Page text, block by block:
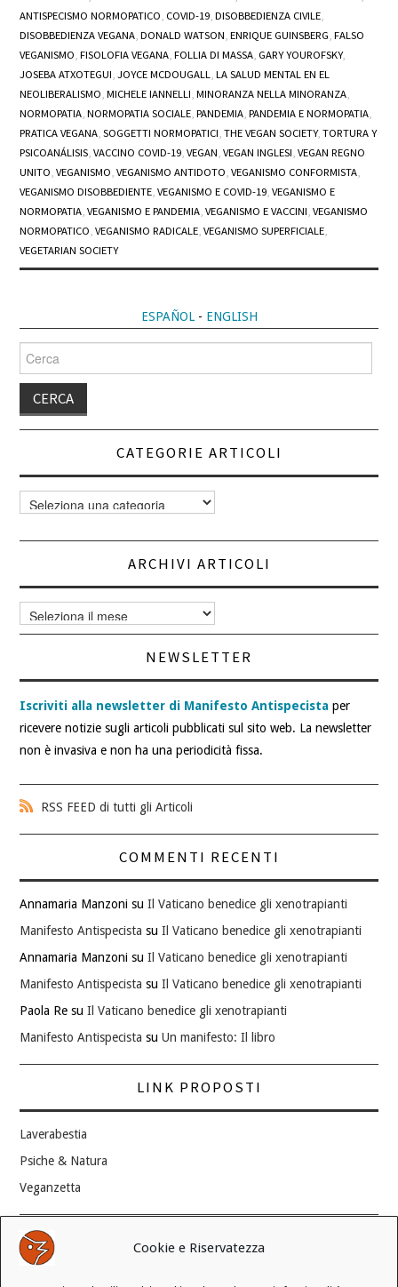
Cookie e Riservatezza
ANTISPECISMO NORMOPATICO, COVID-19,DISOBBEDIENZA CIVILE,
DISOBBEDIENZA VEGANA,DONALD WATSON,ENRIQUE GUINSBERG,FALSO
VEGANISMO,FISOLOFIA VEGANA,FOLLIA DI MASSA, GARY YOUROFSKY,
JOSEBA ATXOTEGUI,JOYCE MCDOUGALL,LA SALUD MENTAL EN EL
NEOLIBERALISMO,MICHELE IANNELLI,MINORANZA NELLA MINORANZA,
NORMOPATIA,NORMOPATIA SOCIALE,PANDEMIA,PANDEMIA E NORMOPATIA,
PRATICA VEGANA,SOGGETTI NORMOPATICI,THE VEGAN SOCIETY,TORTURA Y
PSICOANÁLISIS,VACCINO COVID-19,VEGAN,VEGAN INGLESI,VEGAN REGNO
UNITO,VEGANISMO,VEGANISMO ANTIDOTO,VEGANISMO CONFORMISTA,
VEGANISMO DISOBBEDIENTE,VEGANISMO E COVID-19,VEGANISMO E
NORMOPATIA,VEGANISMO E PANDEMIA,VEGANISMO E VACCINI,VEGANISMO
NORMOPATICO,VEGANISMO RADICALE,VEGANISMO SUPERFICIALE,
VEGETARIAN SOCIETY
ESPAÑOL- ENGLISH
Cerca
per:
CATEGORIE ARTICOLI
Categorie
articoli
ARCHIVI ARTICOLI
Archivi
articoli
NEWSLETTER
Iscriviti alla newsletter di Manifesto Antispecista per
ricevere notizie sugli articoli pubblicati sul sito web. La newsletter
non è invasiva e non ha una periodicità fissa.
RSS FEED di tutti gli Articoli
COMMENTI RECENTI
Annamaria Manzoni suIl Vaticano benedice gli xenotrapianti
Manifesto Antispecista suIl Vaticano benedice gli xenotrapianti
Annamaria Manzoni suIl Vaticano benedice gli xenotrapianti
Manifesto Antispecista suIl Vaticano benedice gli xenotrapianti
Paola Re suIl Vaticano benedice gli xenotrapianti
Manifesto Antispecista suUn manifesto: Il libro
LINK PROPOSTI
Laverabestia
Psiche & Natura
Veganzetta
Modifica consenso ai cookie
REVOCA IL TUO CONSENSO